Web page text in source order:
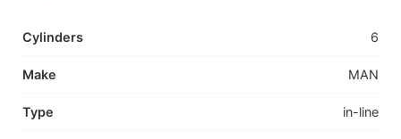
Cylinders 6
Make MAN
Type in-line